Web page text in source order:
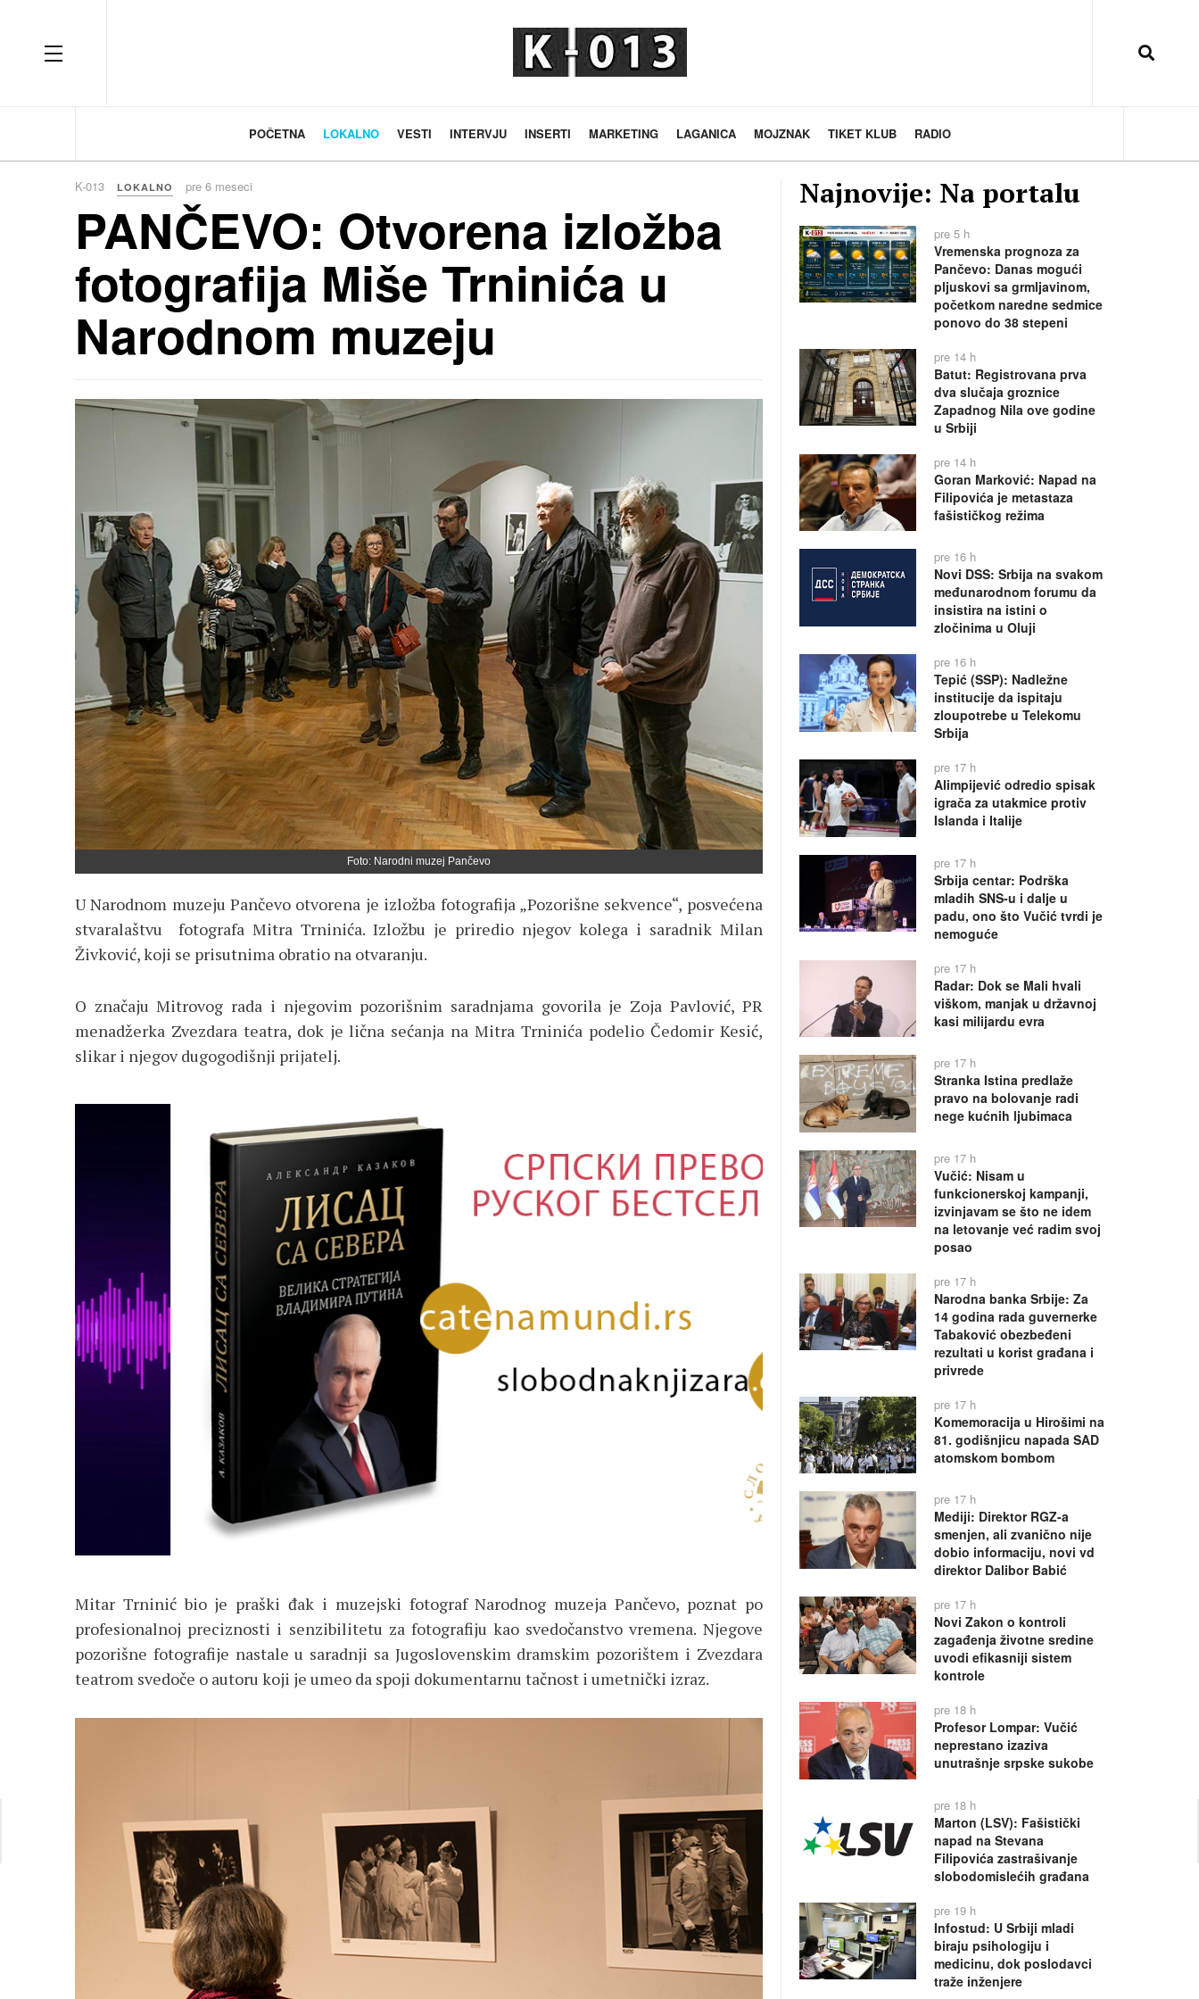
OFF CANVAS
POČETNA LOKALNO VESTI INTERVJU INSERTI MARKETING LAGANICA MOJZNAK TIKET KLUB RADIO
K-013 LOKALNO pre 6 meseci
PANČEVO: Otvorena izložba
fotografija Miše Trninića u
Narodnom muzeju
Foto: Narodni muzej Pančevo
U Narodnom muzeju Pančevo otvorena je izložba fotografija „Pozorišne sekvence“, posvećena
stvaralaštvu fotografa Mitra Trninića. Izložbu je priredio njegov kolega i saradnik Milan
Živković, koji se prisutnima obratio na otvaranju.
O značaju Mitrovog rada i njegovim pozorišnim saradnjama govorila je Zoja Pavlović, PR
menadžerka Zvezdara teatra, dok je lična sećanja na Mitra Trninića podelio Čedomir Kesić,
slikar i njegov dugogodišnji prijatelj.
Mitar Trninić bio je praški đak i muzejski fotograf Narodnog muzeja Pančevo, poznat po
profesionalnoj preciznosti i senzibilitetu za fotografiju kao svedočanstvo vremena. Njegove
pozorišne fotografije nastale u saradnji sa Jugoslovenskim dramskim pozorištem i Zvezdara
teatrom svedoče o autoru koji je umeo da spoji dokumentarnu tačnost i umetnički izraz.
Najnovije: Na portalu
pre 5 h
Vremenska prognoza za
Pančevo: Danas mogući
pljuskovi sa grmljavinom,
početkom naredne sedmice
ponovo do 38 stepeni
pre 14 h
Batut: Registrovana prva
dva slučaja groznice
Zapadnog Nila ove godine
u Srbiji
pre 14 h
Goran Marković: Napad na
Filipovića je metastaza
fašističkog režima
pre 16 h
Novi DSS: Srbija na svakom
međunarodnom forumu da
insistira na istini o
zločinima u Oluji
pre 16 h
Tepić (SSP): Nadležne
institucije da ispitaju
zloupotrebe u Telekomu
Srbija
pre 17 h
Alimpijević odredio spisak
igrača za utakmice protiv
Islanda i Italije
pre 17 h
Srbija centar: Podrška
mladih SNS-u i dalje u
padu, ono što Vučić tvrdi je
nemoguće
pre 17 h
Radar: Dok se Mali hvali
viškom, manjak u državnoj
kasi milijardu evra
pre 17 h
Stranka Istina predlaže
pravo na bolovanje radi
nege kućnih ljubimaca
pre 17 h
Vučić: Nisam u
funkcionerskoj kampanji,
izvinjavam se što ne idem
na letovanje već radim svoj
posao
pre 17 h
Narodna banka Srbije: Za
14 godina rada guvernerke
Tabaković obezbeđeni
rezultati u korist građana i
privrede
pre 17 h
Komemoracija u Hirošimi na
81. godišnjicu napada SAD
atomskom bombom
pre 17 h
Mediji: Direktor RGZ-a
smenjen, ali zvanično nije
dobio informaciju, novi vd
direktor Dalibor Babić
pre 17 h
Novi Zakon o kontroli
zagađenja životne sredine
uvodi efikasniji sistem
kontrole
pre 18 h
Profesor Lompar: Vučić
neprestano izaziva
unutrašnje srpske sukobe
pre 18 h
Marton (LSV): Fašistički
napad na Stevana
Filipovića zastrašivanje
slobodomislećih građana
pre 19 h
Infostud: U Srbiji mladi
biraju psihologiju i
medicinu, dok poslodavci
traže inženjere